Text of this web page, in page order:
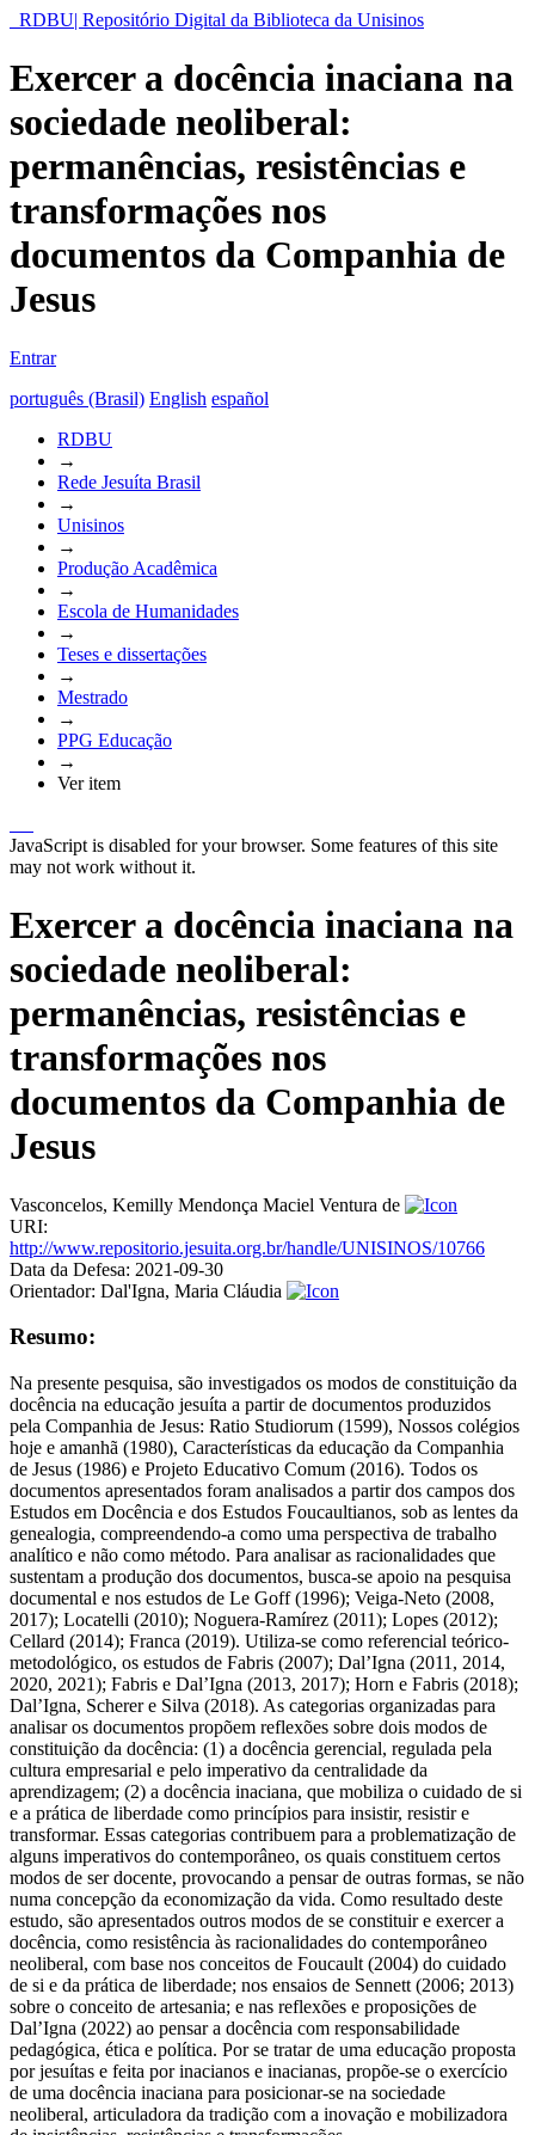
RDBU| Repositório Digital da Biblioteca da Unisinos
Exercer a docência inaciana na
sociedade neoliberal:
permanências, resistências e
transformações nos
documentos da Companhia de
Jesus
Entrar
português (Brasil) English español
RDBU
→
Rede Jesuíta Brasil
→
Unisinos
→
Produção Acadêmica
→
Escola de Humanidades
→
Teses e dissertações
→
Mestrado
→
PPG Educação
→
Ver item
JavaScript is disabled for your browser. Some features of this site
may not work without it.
Exercer a docência inaciana na
sociedade neoliberal:
permanências, resistências e
transformações nos
documentos da Companhia de
Jesus
Vasconcelos, Kemilly Mendonça Maciel Ventura de
URI:
http://www.repositorio.jesuita.org.br/handle/UNISINOS/10766
Data da Defesa: 2021-09-30
Orientador: Dal'Igna, Maria Cláudia
Resumo:
Na presente pesquisa, são investigados os modos de constituição da
docência na educação jesuíta a partir de documentos produzidos
pela Companhia de Jesus: Ratio Studiorum (1599), Nossos colégios
hoje e amanhã (1980), Características da educação da Companhia
de Jesus (1986) e Projeto Educativo Comum (2016). Todos os
documentos apresentados foram analisados a partir dos campos dos
Estudos em Docência e dos Estudos Foucaultianos, sob as lentes da
genealogia, compreendendo-a como uma perspectiva de trabalho
analítico e não como método. Para analisar as racionalidades que
sustentam a produção dos documentos, busca-se apoio na pesquisa
documental e nos estudos de Le Goff (1996); Veiga-Neto (2008,
2017); Locatelli (2010); Noguera-Ramírez (2011); Lopes (2012);
Cellard (2014); Franca (2019). Utiliza-se como referencial teórico-
metodológico, os estudos de Fabris (2007); Dal’Igna (2011, 2014,
2020, 2021); Fabris e Dal’Igna (2013, 2017); Horn e Fabris (2018);
Dal’Igna, Scherer e Silva (2018). As categorias organizadas para
analisar os documentos propõem reflexões sobre dois modos de
constituição da docência: (1) a docência gerencial, regulada pela
cultura empresarial e pelo imperativo da centralidade da
aprendizagem; (2) a docência inaciana, que mobiliza o cuidado de si
e a prática de liberdade como princípios para insistir, resistir e
transformar. Essas categorias contribuem para a problematização de
alguns imperativos do contemporâneo, os quais constituem certos
modos de ser docente, provocando a pensar de outras formas, se não
numa concepção da economização da vida. Como resultado deste
estudo, são apresentados outros modos de se constituir e exercer a
docência, como resistência às racionalidades do contemporâneo
neoliberal, com base nos conceitos de Foucault (2004) do cuidado
de si e da prática de liberdade; nos ensaios de Sennett (2006; 2013)
sobre o conceito de artesania; e nas reflexões e proposições de
Dal’Igna (2022) ao pensar a docência com responsabilidade
pedagógica, ética e política. Por se tratar de uma educação proposta
por jesuítas e feita por inacianos e inacianas, propõe-se o exercício
de uma docência inaciana para posicionar-se na sociedade
neoliberal, articuladora da tradição com a inovação e mobilizadora